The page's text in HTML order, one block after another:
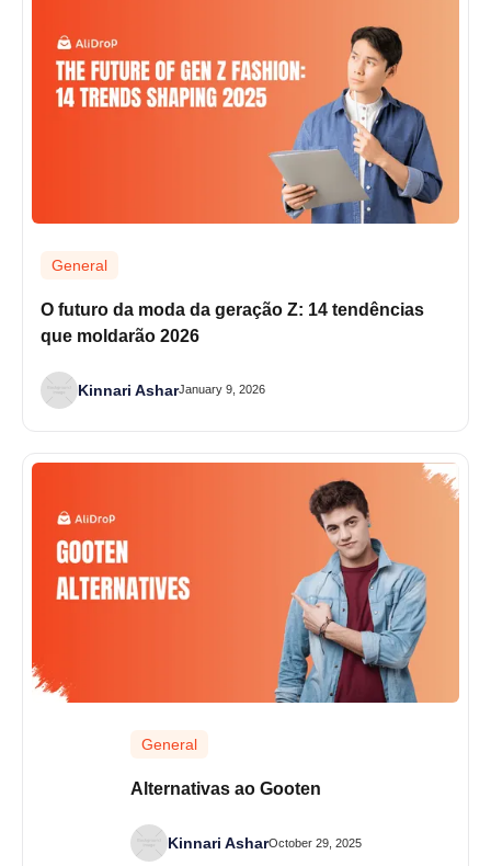
General
O futuro da moda da geração Z: 14 tendências
que moldarão 2026
Kinnari AsharJanuary 9, 2026
General
Alternativas ao Gooten
Kinnari AsharOctober 29, 2025